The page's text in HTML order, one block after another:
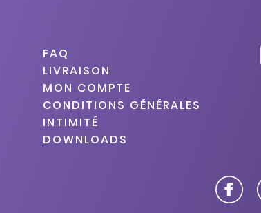
FAQ
LIVRAISON
MON COMPTE
CONDITIONS GÉNÉRALES
INTIMITÉ
DOWNLOADS